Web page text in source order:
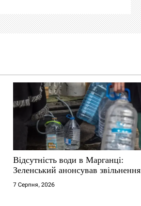
Відсутність води в Марганці:
Зеленський анонсував звільнення
7 Серпня, 2026